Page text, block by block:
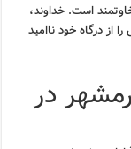
است. خداوند،
از درگاه خود ناامید
در